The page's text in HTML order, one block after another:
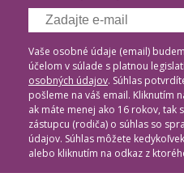
Vaše osobné údaje (email)
účelom v súlade s platnou
osobných údajov. Súhlas
pošleme na váš email. Kliknutím
ak máte menej ako 16 rokov, tak
zástupcu (rodiča) o súhlas so
údajov. Súhlas môžete
alebo kliknutím na odkaz z